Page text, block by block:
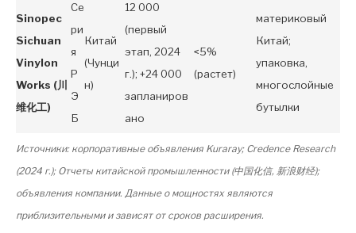
Sinopec
Sichuan
Vinylon
Works (川
维化工)
Се
ри
я
Р
Э
Б
Китай
(Чунци
н)
12 000
(первый
этап, 2024
г.); +24 000
запланиров
ано
<5%
(растет)
материковый
Китай;
упаковка,
многослойные
бутылки
Источники: корпоративные объявления Kuraray; Credence Research
(2024 г.); Отчеты китайской промышленности (中国化信, 新浪财经);
объявления компании. Данные о мощностях являются
приблизительными и зависят от сроков расширения.